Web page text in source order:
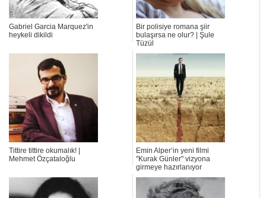
Gabriel Garcia Marquez'in
heykeli dikildi
Bir polisiye romana şiir
bulaşırsa ne olur? | Şule
Tüzül
Tittire tittire okumalık! |
Mehmet Özçataloğlu
Emin Alper’in yeni filmi
"Kurak Günler" vizyona
girmeye hazırlanıyor